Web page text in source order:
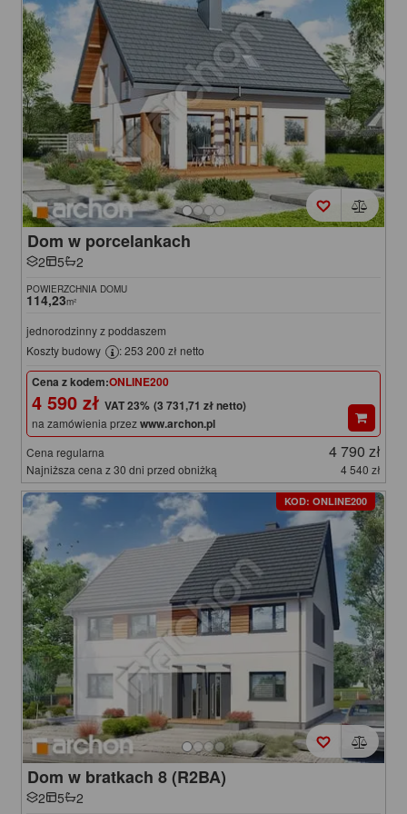
Dom w porcelankach
2 5 2
POWIERZCHNIA DOMU
114,23m²
jednorodzinny z poddaszem
Koszty budowy
: 253 200 zł netto
Cena z kodem:ONLINE200
4 590 zł (3 731,71 zł netto)
na zamówienia przezwww.archon.pl
Cena regularna 4 790 zł
Najniższa cena z 30 dni przed obniżką 4 540 zł
KOD: ONLINE200
Dom w bratkach 8 (R2BA)
2 5 2